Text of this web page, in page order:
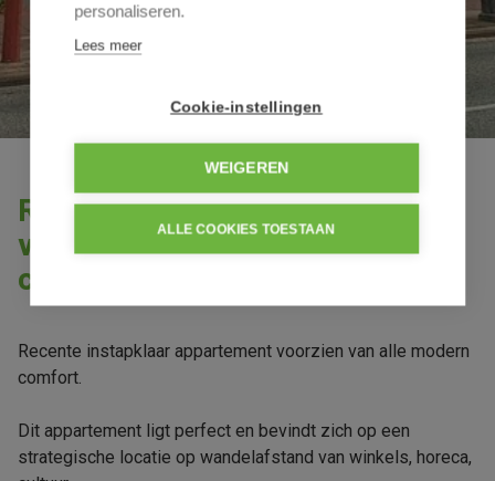
Recent instapklaar appartement
voorzien van alle modern
comfort
Recente instapklaar appartement voorzien van alle modern
comfort.
Dit appartement ligt perfect en bevindt zich op een
strategische locatie op wandelafstand van winkels, horeca,
personaliseren.
Lees meer
Cookie-instellingen
WEIGEREN
ALLE COOKIES TOESTAAN